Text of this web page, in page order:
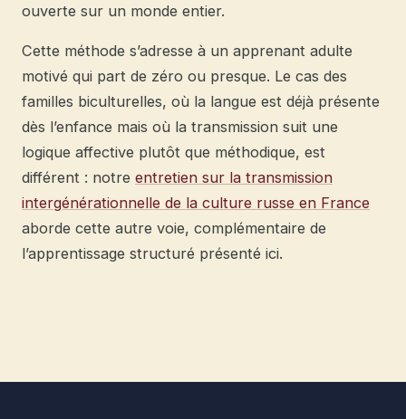
ouverte sur un monde entier.
Cette méthode s’adresse à un apprenant adulte
motivé qui part de zéro ou presque. Le cas des
familles biculturelles, où la langue est déjà présente
dès l’enfance mais où la transmission suit une
logique affective plutôt que méthodique, est
différent : notre entretien sur la transmission
intergénérationnelle de la culture russe en France
aborde cette autre voie, complémentaire de
l’apprentissage structuré présenté ici.